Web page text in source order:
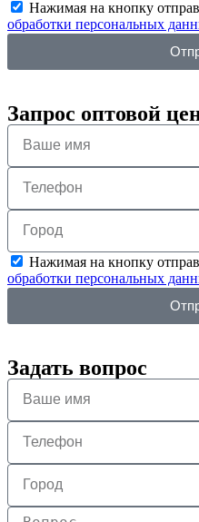
Нажимая на кнопку
обработки персональных
Запрос оптовой
Нажимая на кнопку
обработки персональных
Задать вопрос